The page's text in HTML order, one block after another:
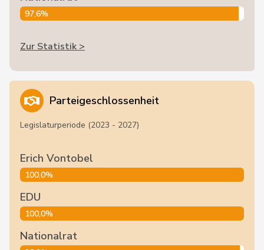
97,6%
Zur Statistik >
Parteigeschlossenheit
Legislaturperiode (2023 - 2027)
Erich Vontobel
100,0%
EDU
100,0%
Nationalrat